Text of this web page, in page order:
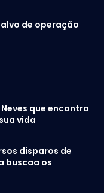
de operação
que encontra
vida
disparos de
buscaa os